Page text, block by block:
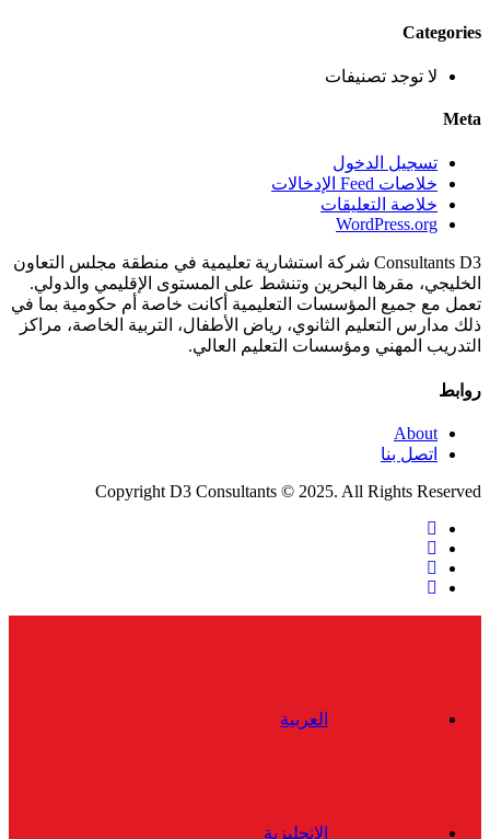
Categories
لا توجد تصنيفات
Meta
تسجيل الدخول
خلاصات Feed الإدخالات
خلاصة التعليقات
WordPress.org
Consultants D3 شركة استشارية تعليمية في منطقة مجلس التعاون
الخليجي، مقرها البحرين وتنشط على المستوى الإقليمي والدولي.
تعمل مع جميع المؤسسات التعليمية أكانت خاصة أم حكومية بما في
ذلك مدارس التعليم الثانوي، رياض الأطفال، التربية الخاصة، مراكز
التدريب المهني ومؤسسات التعليم العالي.
روابط
About
اتصل بنا
Copyright D3 Consultants © 2025. All Rights Reserved
twitter
facebook
linkedin
instagram
العربية
الإنجليزية